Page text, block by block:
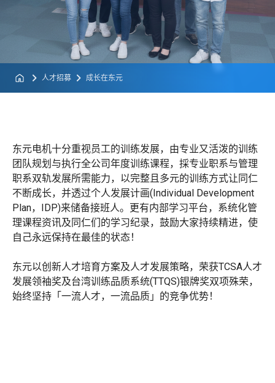
人才招募 成长在东元
东元电机十分重视员工的训练发展，由专业又活泼的训练
团队规划与执行全公司年度训练课程，採专业职系与管理
职系双轨发展所需能力，以完整且多元的训练方式让同仁
不断成长，并透过个人发展计画(Individual Development
Plan，IDP)来储备接班人。更有内部学习平台，系统化管
理课程资讯及同仁们的学习纪录，鼓励大家持续精进，使
自己永远保持在最佳的状态！
东元以创新人才培育方案及人才发展策略，荣获TCSA人才
发展领袖奖及台湾训练品质系统(TTQS)银牌奖双项殊荣，
始终坚持「一流人才，一流品质」的竞争优势！